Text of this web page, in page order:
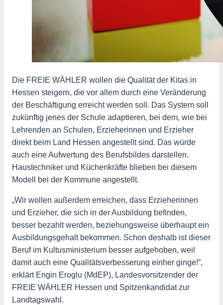
Die FREIE WÄHLER wollen die Qualität der Kitas in
Hessen steigern, die vor allem durch eine Veränderung
der Beschäftigung erreicht werden soll. Das System soll
zukünftig jenes der Schule adaptieren, bei dem, wie bei
Lehrenden an Schulen, Erzieherinnen und Erzieher
direkt beim Land Hessen angestellt sind. Das würde
auch eine Aufwertung des Berufsbildes darstellen.
Haustechniker und Küchenkräfte blieben bei diesem
Modell bei der Kommune angestellt.
„Wir wollen außerdem erreichen, dass Erzieherinnen
und Erzieher, die sich in der Ausbildung befinden,
besser bezahlt werden, beziehungsweise überhaupt ein
Ausbildungsgehalt bekommen. Schon deshalb ist dieser
Beruf im Kultusministerium besser aufgehoben, weil
damit auch eine Qualitätsverbesserung einher ginge!“,
erklärt Engin Eroglu (MdEP), Landesvorsitzender der
FREIE WÄHLER Hessen und Spitzenkandidat zur
Landtagswahl.